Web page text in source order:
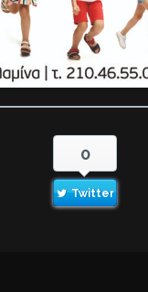
0
Twitter